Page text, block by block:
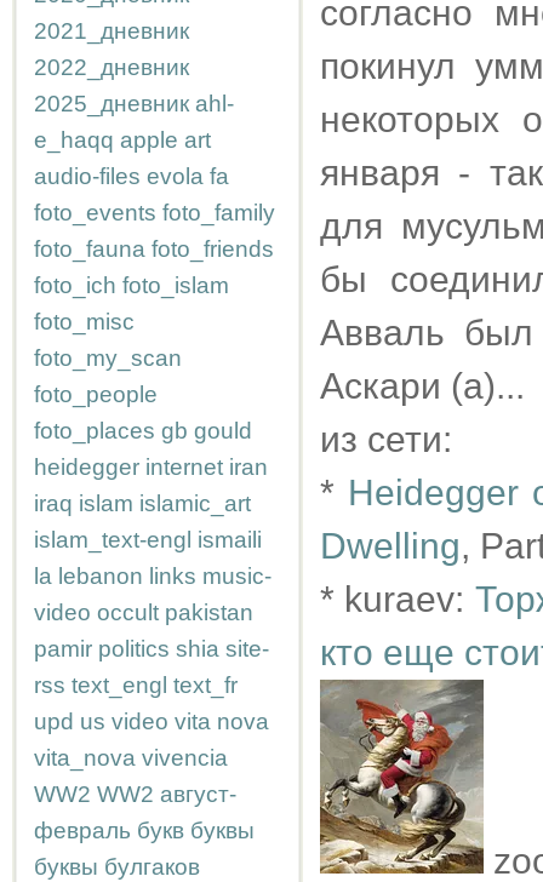
2021_дневник
2022_дневник
2025_дневник ahl-
e_haqq apple art
audio-files evola fa
foto_events foto_family
foto_fauna foto_friends
foto_ich foto_islam
foto_misc
foto_my_scan
foto_people
foto_places gb gould
heidegger internet iran
iraq islam islamic_art
islam_text-engl ismaili
la lebanon links music-
video occult pakistan
pamir politics shia site-
rss text_engl text_fr
upd us video vita nova
vita_nova vivencia
WW2 WW2 август-
февраль букв буквы
буквы булгаков
согласно
покинул
некоторых
января -
для
бы
Авваль
Аскари (а)...
из сети:
* Heidegger
Dwelling,
* kuraev:
кто еще